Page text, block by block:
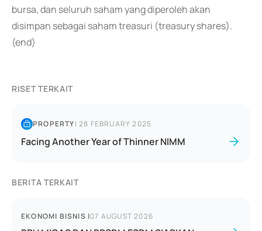
bursa, dan seluruh saham yang diperoleh akan
disimpan sebagai saham treasuri (treasury shares).
(end)
RISET TERKAIT
PROPERTY|28 FEBRUARY 2025
Facing Another Year of Thinner NIMM
BERITA TERKAIT
EKONOMI BISNIS |07 AUGUST 2026